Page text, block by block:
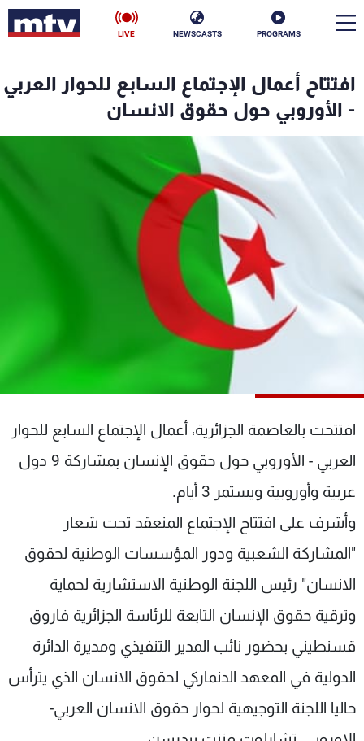
PROGRAMS
NEWSCASTS
LIVE
افتتاح أعمال الإجتماع السابع للحوار العربي
- الأوروبي حول حقوق الانسان
افتتحت بالعاصمة الجزائرية، أعمال الإجتماع السابع للحوار
العربي - الأوروبي حول حقوق الإنسان بمشاركة 9 دول
عربية وأوروبية ويستمر 3 أيام.
وأشرف على افتتاح الإجتماع المنعقد تحت شعار
"المشاركة الشعبية ودور المؤسسات الوطنية لحقوق
الانسان" رئيس اللجنة الوطنية الاستشارية لحماية
وترقية حقوق الإنسان التابعة للرئاسة الجزائرية فاروق
قسنطيني بحضور نائب المدير التنفيذي ومديرة الدائرة
الدولية في المعهد الدنماركي لحقوق الانسان الذي يترأس
حاليا اللجنة التوجيهية لحوار حقوق الانسان العربي-
الأخبار
سياسة
فن
منوعات رياضة
كأس العالم
عن MTV
الإنـتـاج
لاعلاناتكم
وظائف
تواصل معنا
شروط الإسـتخدام